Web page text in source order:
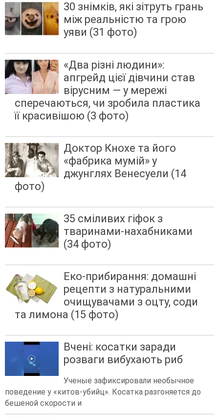
30 знімків, які зітруть грань
між реальністю та грою
уяви (31 фото)
«Два різні людини»:
апгрейд цієї дівчини став
вірусним — у мережі
сперечаються, чи зробила пластика
її красивішою (3 фото)
Доктор Кнохе та його
«фабрика мумій» у
джунглях Венесуели (14
фото)
35 сміливих гіфок з
тваринами-нахабниками
(34 фото)
Еко-прибирання: домашні
рецепти з натуральними
очищувачами з оцту, соди
та лимона (15 фото)
Вчені: косатки заради
розваги вибухають риб
Ученые зафиксировали необычное
поведение у «китов-убийц». Косатка разгоняется до
бешеной скорости и